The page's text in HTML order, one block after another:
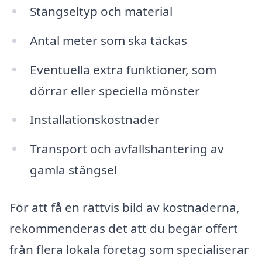
Stängseltyp och material
Antal meter som ska täckas
Eventuella extra funktioner, som
dörrar eller speciella mönster
Installationskostnader
Transport och avfallshantering av
gamla stängsel
För att få en rättvis bild av kostnaderna,
rekommenderas det att du begär offert
från flera lokala företag som specialiserar